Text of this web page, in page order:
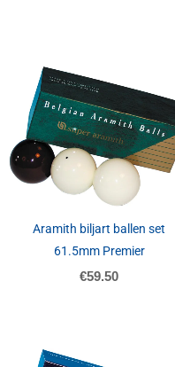
Aramith biljart ballen set
61.5mm Premier
€59.50